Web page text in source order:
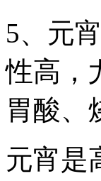
5、元
性高，
胃酸、
元宵是